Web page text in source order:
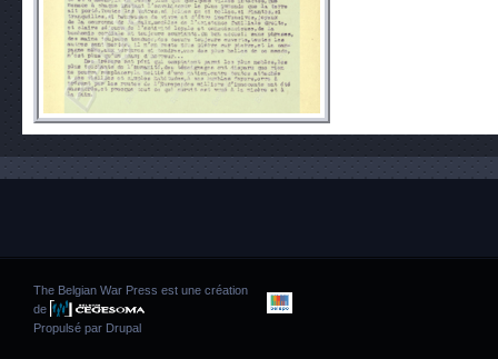
The Belgian War Press est une création
de
Propulsé par Drupal